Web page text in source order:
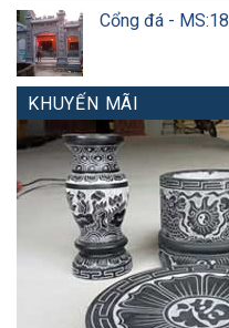
Cổng đá - MS:18
KHUYẾN MÃI